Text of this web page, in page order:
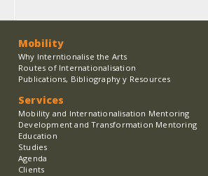
Mobility
Why Interntionalise the Arts
Routes of Internationalisation
Publications, Bibliography y Resources
Services
Mobility and Internationalisation Mentoring
Development and Transformation Mentoring
Education
Studies
Agenda
Clients